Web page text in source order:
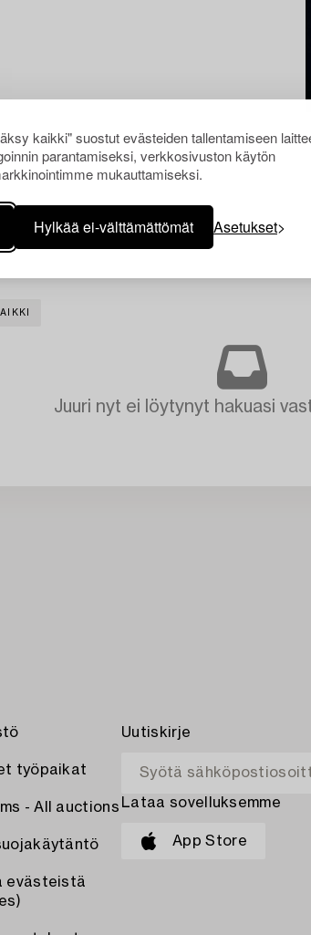
kaikki" suostut evästeiden tallentamiseen
parantamiseksi, verkkosivuston käytön
mukauttamiseksi.
Hylkää ei-välttämättömät Asetukset
Juuri nyt ei löytynyt hakuasi
työpaikat
- All auctions
evästeistä
Uutiskirje
Lataa sovelluksemme
App Store